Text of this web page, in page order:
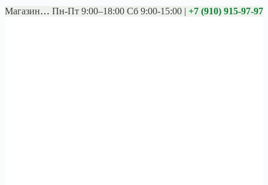
Магазины: Калуга ул. Московская д.113
Пн-Пт 9:00–18:00 Сб 9:00-15:00 | +7 (910) 915-97-97